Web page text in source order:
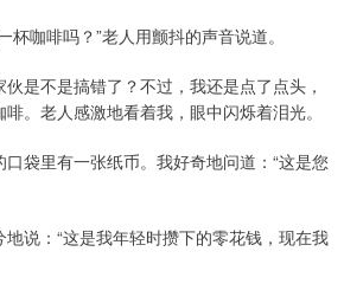
杯咖啡吗？”老人用颤抖的声音说道。
是不是搞错了？不过，我还是点了点头，
。老人感激地看着我，眼中闪烁着泪光。
袋里有一张纸币。我好奇地问道：“这是您
说：“这是我年轻时攒下的零花钱，现在我